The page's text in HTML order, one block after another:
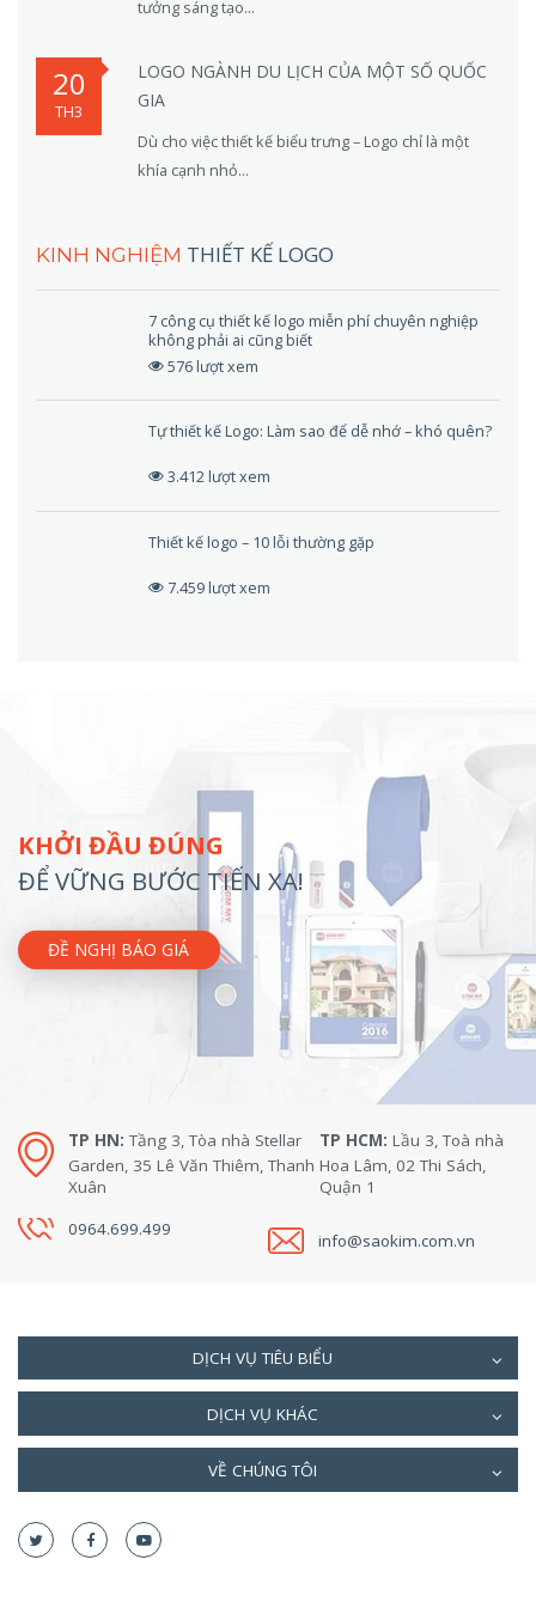
tưởng sáng tạo...
20
TH3
LOGO NGÀNH DU LỊCH CỦA MỘT SỐ QUỐC
GIA
Dù cho việc thiết kế biểu trưng – Logo chỉ là một
khía cạnh nhỏ...
KINH NGHIỆM THIẾT KẾ LOGO
7 công cụ thiết kế logo miễn phí chuyên nghiệp
không phải ai cũng biết
576 lượt xem
Tự thiết kế Logo: Làm sao để dễ nhớ – khó quên?
3.412 lượt xem
Thiết kế logo – 10 lỗi thường gặp
7.459 lượt xem
KHỞI ĐẦU ĐÚNG
ĐỂ VỮNG BƯỚC TIẾN XA!
ĐỀ NGHỊ BÁO GIÁ
TP HN: Tầng 3, Tòa nhà Stellar
Garden, 35 Lê Văn Thiêm, Thanh
Xuân
TP HCM: Lầu 3, Toà nhà
Hoa Lâm, 02 Thi Sách,
Quận 1
0964.699.499
info@saokim.com.vn
DỊCH VỤ TIÊU BIỂU
DỊCH VỤ KHÁC
VỀ CHÚNG TÔI